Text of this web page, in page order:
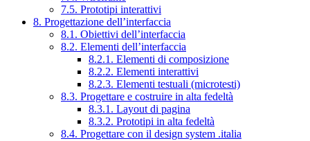
7.5. Prototipi interattivi
8. Progettazione dell’interfaccia
8.1. Obiettivi dell’interfaccia
8.2. Elementi dell’interfaccia
8.2.1. Elementi di composizione
8.2.2. Elementi interattivi
8.2.3. Elementi testuali (microtesti)
8.3. Progettare e costruire in alta fedeltà
8.3.1. Layout di pagina
8.3.2. Prototipi in alta fedeltà
8.4. Progettare con il design system .italia